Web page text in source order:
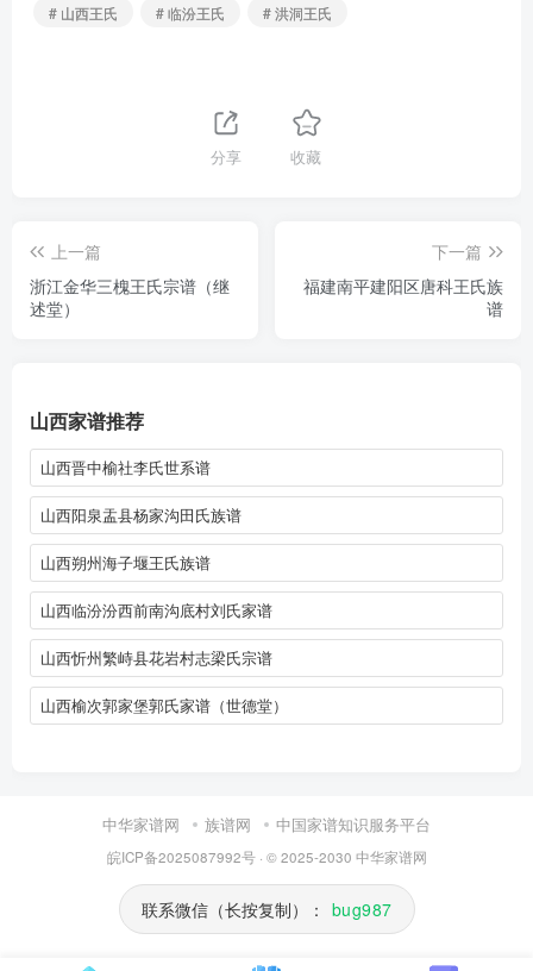
# 山西王氏
# 临汾王氏 # 洪洞王氏
分享 收藏
上一篇
浙江金华三槐王氏宗谱（继
述堂）
下一篇
福建南平建阳区唐科王氏族
谱
山西家谱推荐
山西晋中榆社李氏世系谱
山西阳泉盂县杨家沟田氏族谱
山西朔州海子堰王氏族谱
山西临汾汾西前南沟底村刘氏家谱
山西忻州繁峙县花岩村志梁氏宗谱
山西榆次郭家堡郭氏家谱（世德堂）
中华家谱网 族谱网 中国家谱知识服务平台
皖ICP备2025087992号· © 2025-2030 中华家谱网
联系微信（长按复制）： bug987